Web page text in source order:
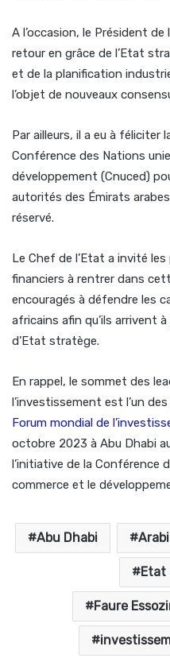
A l’occasion, le Président de
retour en grâce de l’Etat
et de la planification
l’objet de nouveaux
Par ailleurs, il a eu à féliciter
Conférence des Nations
développement (Cnuced)
autorités des Émirats arabes
réservé.
Le Chef de l’Etat a invité
financiers à rentrer dans
encouragés à défendre les
africains afin qu’ils arrivent
d’Etat stratège.
En rappel, le sommet des
l’investissement est l’un
Forum mondial de
octobre 2023 à Abu Dhabi
l’initiative de la Conférence
commerce et le
Abu Dhabi
Etat
Faure